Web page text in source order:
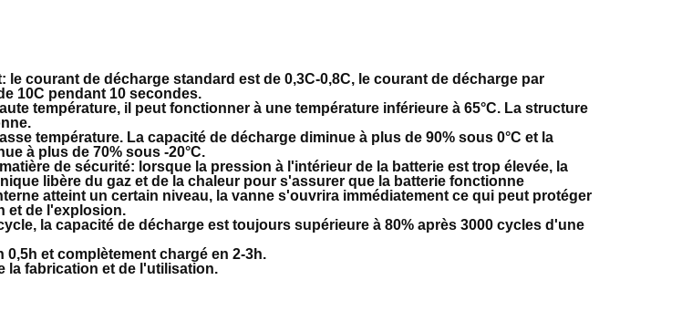
le courant de décharge standard est de 0,3C-0,8C, le courant de décharge par
10C pendant 10 secondes.
température, il peut fonctionner à une température inférieure à 65°C. La structure
température. La capacité de décharge diminue à plus de 90% sous 0°C et la
à plus de 70% sous -20°C.
de sécurité: lorsque la pression à l'intérieur de la batterie est trop élevée, la
libère du gaz et de la chaleur pour s'assurer que la batterie fonctionne
atteint un certain niveau, la vanne s'ouvrira immédiatement ce qui peut protéger
et de l'explosion.
la capacité de décharge est toujours supérieure à 80% après 3000 cycles d'une
0,5h et complètement chargé en 2-3h.
la fabrication et de l'utilisation.